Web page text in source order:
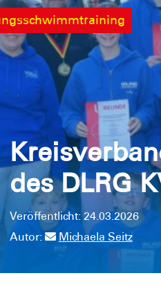
des DLRG
Veröffentlicht: 24.03.2026
Autor:
Michaela Seitz